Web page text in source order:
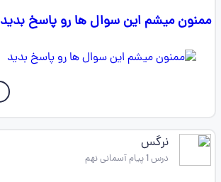
ممنون میشم این سوال ها رو پاسخ بدید
نرگس
درس 1 پیام آسمانی نهم